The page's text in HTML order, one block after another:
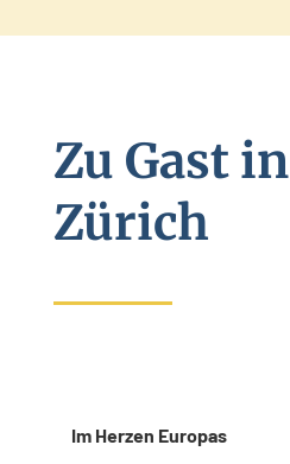
Zu Gast in
Zürich
Im Herzen Europas